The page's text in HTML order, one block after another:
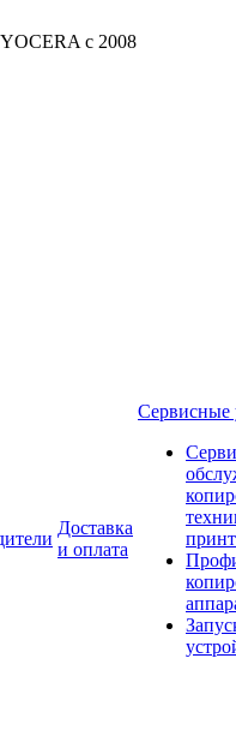
с 2008
Доставка
и оплата
Сервисные